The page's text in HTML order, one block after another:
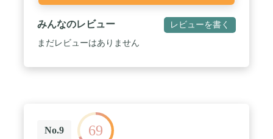
みんなのレビュー レビューを書く
まだレビューはありません
No.9 69